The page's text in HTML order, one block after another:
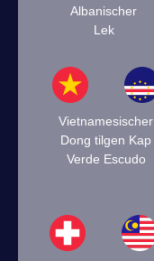
Albanischer
Lek
Vietnamesischer
Dong tilgen Kap
Verde Escudo